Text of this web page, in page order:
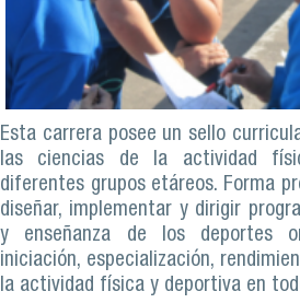
Esta carrera posee un sello
las ciencias de la actividad
diferentes grupos etáreos. Forma
diseñar, implementar y dirigir
y enseñanza de los deportes
iniciación, especialización,
la actividad física y deportiva en